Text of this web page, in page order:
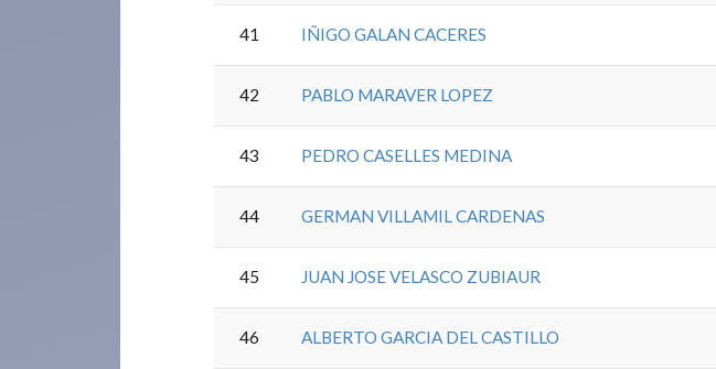
41 IÑIGO GALAN CACERES
42 PABLO MARAVER LOPEZ
43 PEDRO CASELLES MEDINA
44 GERMAN VILLAMIL CARDENAS
45 JUAN JOSE VELASCO ZUBIAUR
46 ALBERTO GARCIA DEL CASTILLO